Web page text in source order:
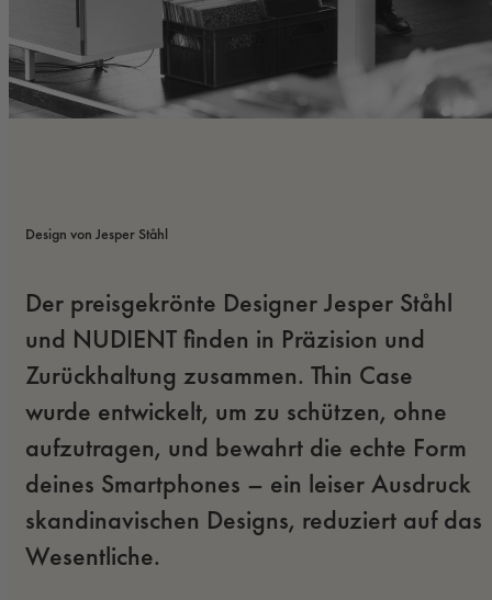
Design von Jesper Ståhl
Der preisgekrönte Designer Jesper Ståhl
und NUDIENT finden in Präzision und
Zurückhaltung zusammen. Thin Case
wurde entwickelt, um zu schützen, ohne
aufzutragen, und bewahrt die echte Form
deines Smartphones – ein leiser Ausdruck
skandinavischen Designs, reduziert auf das
Wesentliche.